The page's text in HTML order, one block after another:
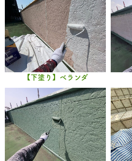
【下塗り】ベランダ